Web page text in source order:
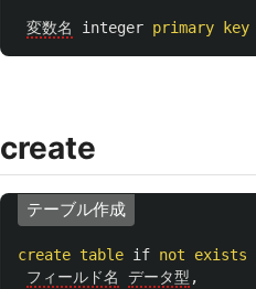
変数名 integer primary key
create
テーブル作成
create table if not exists
フィールド名
データ型 ,